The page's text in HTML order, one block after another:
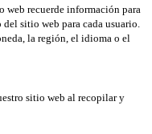
web recuerde información para
sitio web para cada usuario.
la región, el idioma o el
sitio web al recopilar y